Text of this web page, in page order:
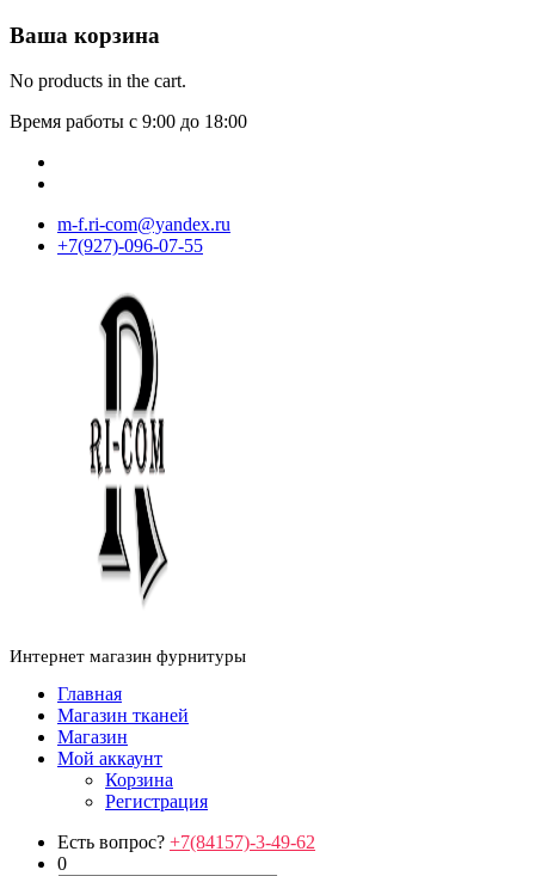
Ваша корзина
No products in the cart.
Время работы с 9:00 до 18:00
m-f.ri-com@yandex.ru
+7(927)-096-07-55
Интернет магазин фурнитуры
Главная
Магазин тканей
Магазин
Мой аккаунт
Корзина
Регистрация
Есть вопрос? +7(84157)-3-49-62
0